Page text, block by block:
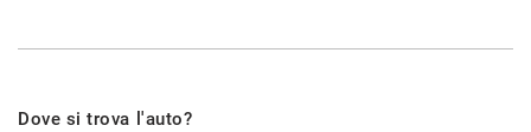
Dove si trova l'auto?